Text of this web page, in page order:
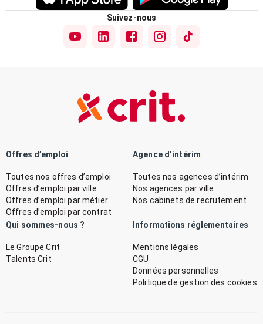
Suivez-nous
Offres d’emploi
Toutes nos offres d’emploi
Offres d’emploi par ville
Offres d’emploi par métier
Offres d’emploi par contrat
Agence d’intérim
Toutes nos agences d’intérim
Nos agences par ville
Nos cabinets de recrutement
Qui sommes-nous ?
Le Groupe Crit
Talents Crit
Informations réglementaires
Mentions légales
CGU
Données personnelles
Politique de gestion des cookies